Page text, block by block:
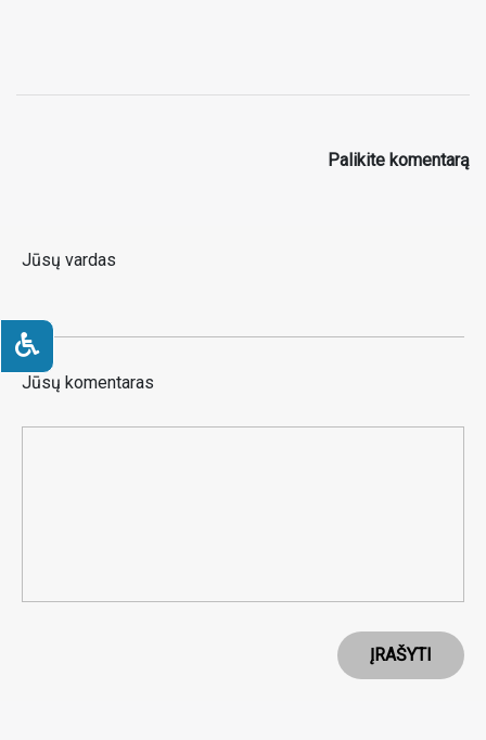
Palikite komentarą
Jūsų vardas
Jūsų komentaras
ĮRAŠYTI